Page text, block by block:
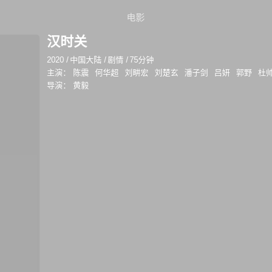
电影
汉时关
2020 / 中国大陆 /剧情 /75分钟
主演：
陈震 何华超 刘畊宏 刘楚玄 潘子剑 吕妍 郭野
杜
导演：
黄毅